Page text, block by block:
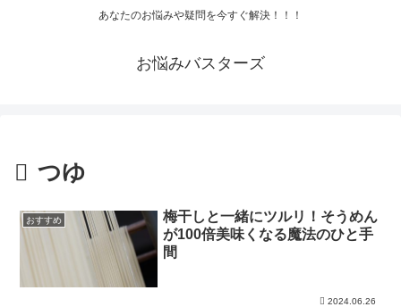
あなたのお悩みや疑問を今すぐ解決！！！
お悩みバスターズ
つゆ
おすすめ
梅干しと一緒にツルリ！そうめん
が100倍美味くなる魔法のひと手
間
2024.06.26